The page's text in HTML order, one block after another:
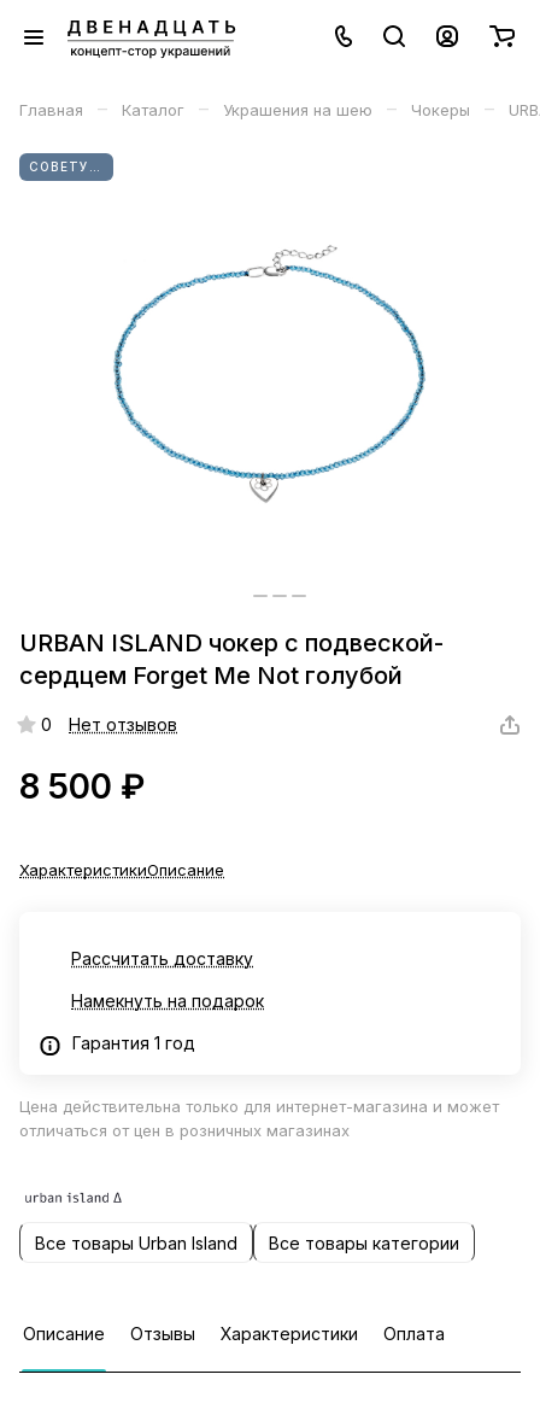
Главная – Каталог – Украшения на шею – Чокеры –
URBAN ISLAND чокер с подвеской-
сердцем Forget Me Not голубой
0 Нет отзывов
8 500 ₽
ХарактеристикиОписание
Рассчитать доставку
Намекнуть на подарок
Гарантия 1 год
Цена действительна только для интернет-магазина и может
отличаться от цен в розничных магазинах
Все товары Urban Island Все товары категории
Описание Отзывы Характеристики Оплата